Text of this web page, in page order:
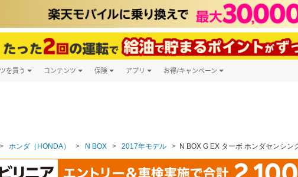
を買う コンテンツ 保険 アプリ お得/キャンペーン
ホンダ（HONDA） N BOX 2017年モデル N BOX G EX ターボ ホンダセンシ